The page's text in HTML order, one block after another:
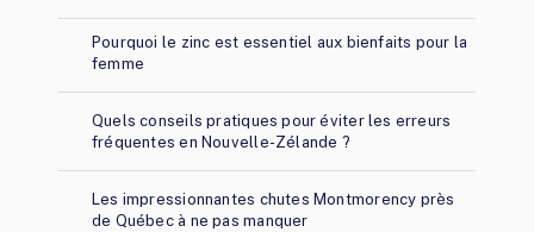
Pourquoi le zinc est essentiel aux bienfaits pour la
femme
Quels conseils pratiques pour éviter les erreurs
fréquentes en Nouvelle-Zélande ?
Les impressionnantes chutes Montmorency près
de Québec à ne pas manquer